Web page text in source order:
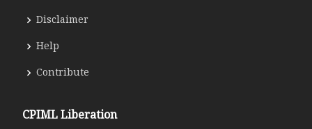
Disclaimer
Help
Contribute
CPIML Liberation